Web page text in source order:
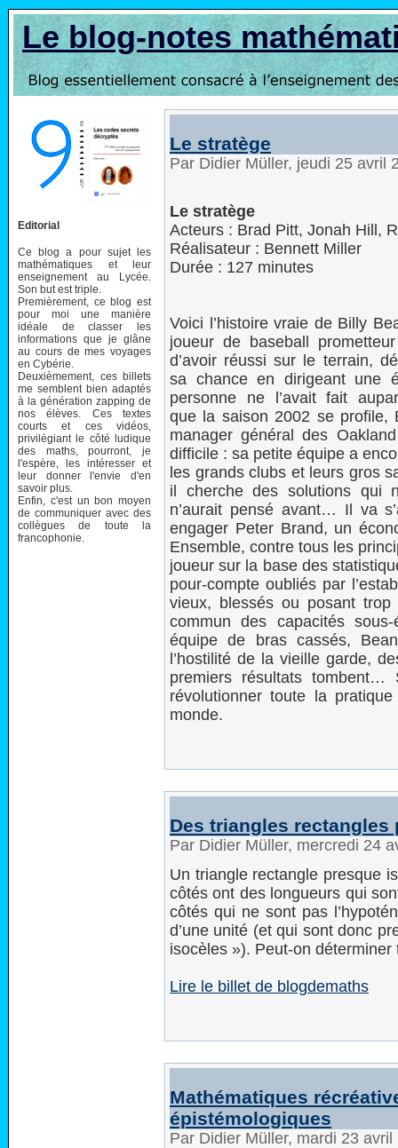
Le blog-notes
Editorial
Ce blog a pour sujet les
mathématiques et leur
enseignement au Lycée.
Son but est triple.
Premièrement, ce blog est
pour moi une manière
idéale de classer les
informations que je glâne
au cours de mes voyages
en Cybérie.
Deuxièmement, ces billets
me semblent bien adaptés
à la génération zapping de
nos élèves. Ces textes
courts et ces vidéos,
privilégiant le côté ludique
des maths, pourront, je
l'espère, les intéresser et
leur donner l'envie d'en
savoir plus.
Enfin, c'est un bon moyen
de communiquer avec des
collègues de toute la
francophonie.
Le stratège
Par Didier Müller, jeudi 25 avril
Le stratège
Acteurs : Brad Pitt, Jonah Hill,
Réalisateur : Bennett Miller
Durée : 127 minutes
Voici l’histoire vraie de Billy
joueur de baseball
d’avoir réussi sur le terrain,
sa chance en dirigeant une
personne ne l’avait fait
que la saison 2002 se profile,
manager général des
difficile : sa petite équipe a
les grands clubs et leurs gros
il cherche des solutions qui
n’aurait pensé avant… Il va
engager Peter Brand, un
Ensemble, contre tous les
joueur sur la base des
pour-compte oubliés par
vieux, blessés ou posant
commun des capacités
équipe de bras cassés,
l’hostilité de la vieille garde,
premiers résultats
révolutionner toute la
monde.
Des triangles
Par Didier Müller, mercredi 24
Un triangle rectangle presque
côtés ont des longueurs qui
côtés qui ne sont pas
d’une unité (et qui sont donc
isocèles »). Peut-on déterminer
Lire le billet de blogdemaths
Mathématiques
épistémologiques
Par Didier Müller, mardi 23